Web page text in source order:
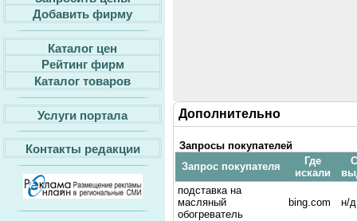
Добавить фирму
Каталог цен
Рейтинг фирм
Каталог товаров
Услуги портала
Контакты редакции
Дополнительно
Запросы покупателей
Запрос покупателя
Где
искали
подставка на
масляный
обогреватель
bing.com н/д